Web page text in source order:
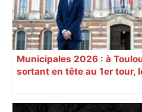
Municipales 2026 : à
sortant en tête au 1er tour,